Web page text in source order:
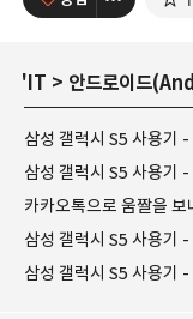
'IT > 안드로이드
삼성 갤럭시 S5 사용기
삼성 갤럭시 S5 사용기
카카오톡으로 움짤을 보
삼성 갤럭시 S5 사용기
삼성 갤럭시 S5 사용기